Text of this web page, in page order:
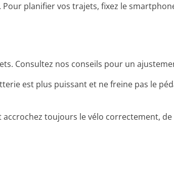
planifier vos trajets, fixez le
Consultez nos conseils pour un
est plus puissant et ne freine pas le
toujours le vélo correctement,